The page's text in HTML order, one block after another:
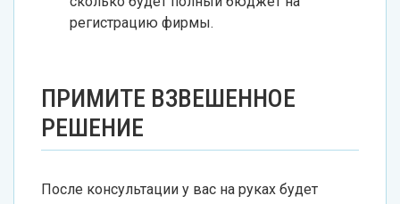
регистрацию фирмы.
ПРИМИТЕ ВЗВЕШЕННОЕ
РЕШЕНИЕ
После консультации у вас на руках будет